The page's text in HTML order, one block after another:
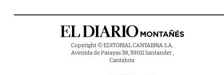
Copyright © EDITORIAL CANTABRIA S.A.
Avenida de Parayas 38, 39011 Santander ,
Cantabria